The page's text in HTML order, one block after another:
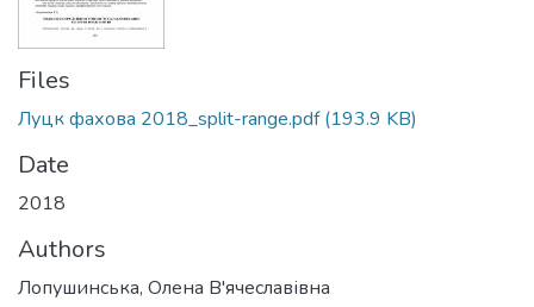
Files
Луцк фахова 2018_split-range.pdf(193.9 KB)
Date
2018
Authors
Лопушинська, Олена В'ячеславівна